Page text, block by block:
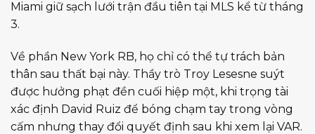
Miami giữ sạch lưới trận đầu tiên tại MLS kể từ tháng
3.
Về phần New York RB, họ chỉ có thể tự trách bản
thân sau thất bại này. Thầy trò Troy Lesesne suýt
được hưởng phạt đền cuối hiệp một, khi trọng tài
xác định David Ruiz để bóng chạm tay trong vòng
cấm nhưng thay đổi quyết định sau khi xem lại VAR.